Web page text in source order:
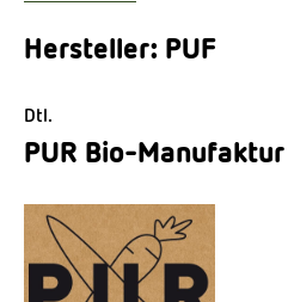
Hersteller: PUF
Dtl.
PUR Bio-Manufaktur